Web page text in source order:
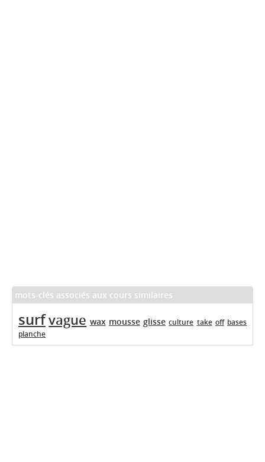
mots-clés associés aux cours similaires
surfvague wax mousse glisse culture take off bases
planche